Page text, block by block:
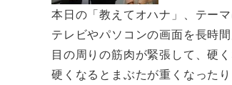
本日の「教えてオハナ」、テー
テレビやパソコンの画面を長時間
目の周りの筋肉が緊張して、硬
硬くなるとまぶたが重くなった